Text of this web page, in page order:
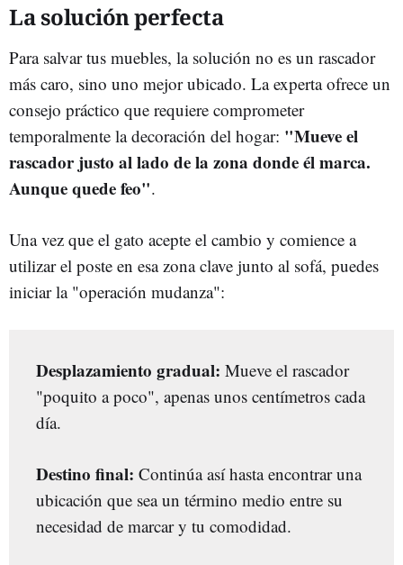
La solución perfecta
Para salvar tus muebles, la solución no es un rascador
más caro, sino uno mejor ubicado. La experta ofrece un
consejo práctico que requiere comprometer
temporalmente la decoración del hogar: "Mueve el
rascador justo al lado de la zona donde él marca.
Aunque quede feo".
Una vez que el gato acepte el cambio y comience a
utilizar el poste en esa zona clave junto al sofá, puedes
iniciar la "operación mudanza":
Desplazamiento gradual: Mueve el rascador
"poquito a poco", apenas unos centímetros cada
día.
Destino final: Continúa así hasta encontrar una
ubicación que sea un término medio entre su
necesidad de marcar y tu comodidad.